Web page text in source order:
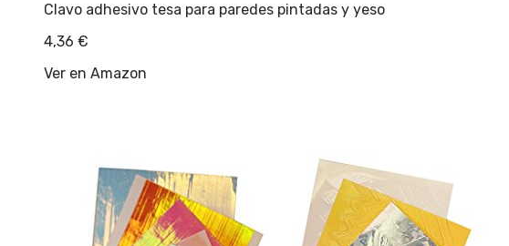
Clavo adhesivo tesa para paredes pintadas y yeso
4,36 €
Ver en Amazon